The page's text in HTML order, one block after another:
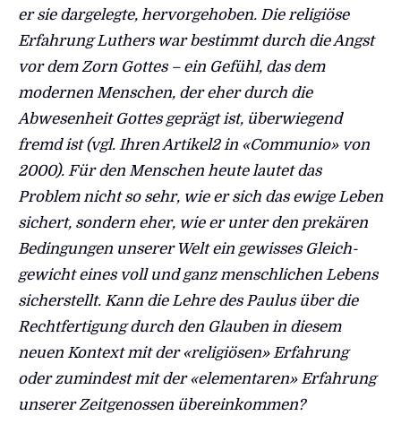
er sie dargelegte, hervorgehoben. Die religiöse
Erfahrung Luthers war bestimmt durch die Angst
vor dem Zorn Gottes – ein Gefühl, das dem
modernen Menschen, der eher durch die
Abwesenheit Gottes geprägt ist, überwiegend
fremd ist (vgl. Ihren Artikel2 in «Communio» von
2000). Für den Menschen heute lautet das
Problem nicht so sehr, wie er sich das ewige Leben
sichert, sondern eher, wie er unter den prekären
Bedingungen unserer Welt ein gewisses Gleich­
gewicht eines voll und ganz menschlichen Lebens
sicherstellt. Kann die Lehre des Paulus über die
Rechtfertigung durch den Glauben in diesem
neuen Kontext mit der «religiösen» Erfahrung
oder zumindest mit der «elementaren» Erfahrung
unserer Zeitgenossen übereinkommen?